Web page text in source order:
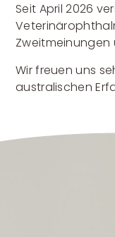
Seit April 2026
Zweitmeinungen
Wir freuen uns
australischen